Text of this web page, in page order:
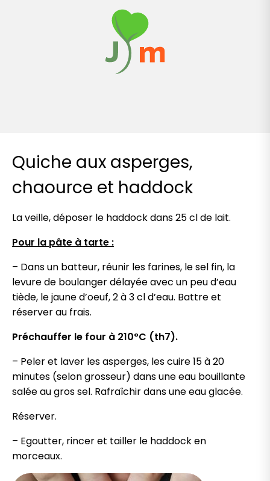
Quiche aux asperges,
chaource et haddock
La veille, déposer le haddock dans 25 cl de lait.
Pour la pâte à tarte :
– Dans un batteur, réunir les farines, le sel fin, la
levure de boulanger délayée avec un peu d’eau
tiède, le jaune d’oeuf, 2 à 3 cl d’eau. Battre et
réserver au frais.
Préchauffer le four à 210°C (th7).
– Peler et laver les asperges, les cuire 15 à 20
minutes (selon grosseur) dans une eau bouillante
salée au gros sel. Rafraîchir dans une eau glacée.
Réserver.
– Egoutter, rincer et tailler le haddock en
morceaux.